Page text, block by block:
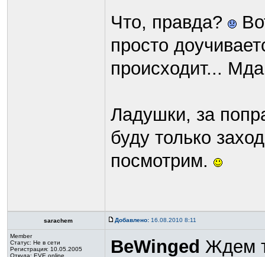
Что, правда?
просто
происходит...
Ладушки, за
буду только
посмотрим.
sarachem Добавлено: 16.08.2010 8:11
Member
Статус: Не в сети
Регистрация: 10.05.2005
Откуда: EVE online
BeWinged Ждем